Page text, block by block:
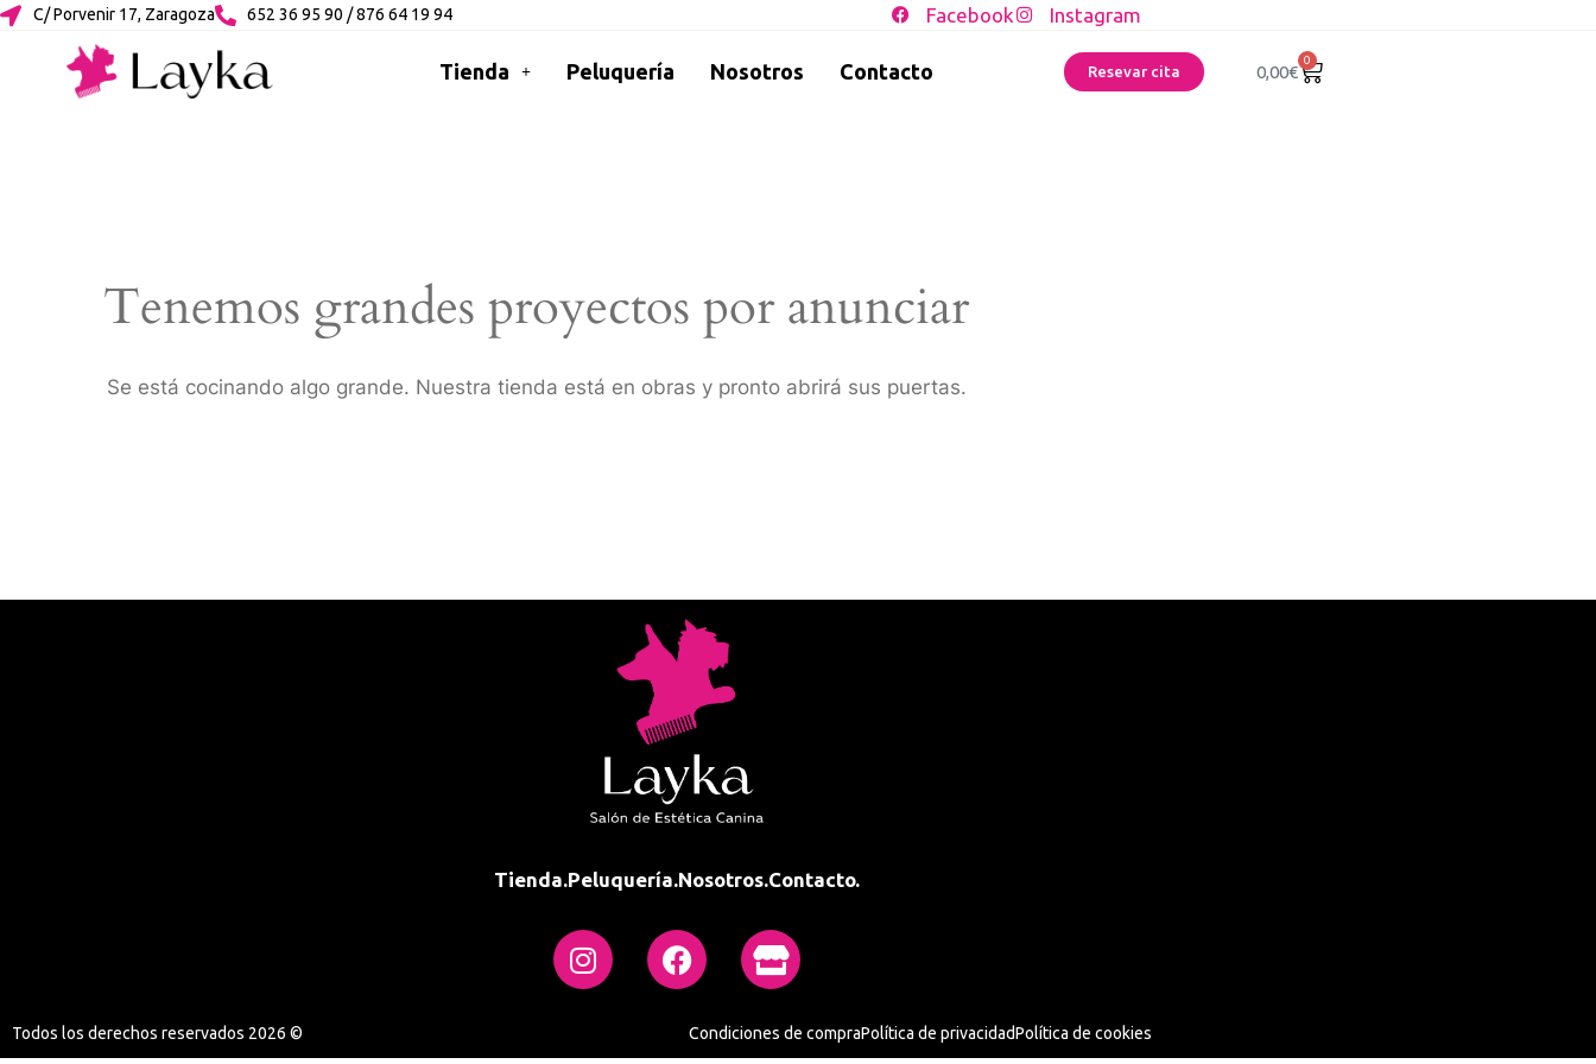
C/ Porvenir 17, Zaragoza 652 36 95 90 / 876 64 19 94 Facebook Instagram
Tienda Peluquería Nosotros Contacto Resevar cita 0,00€
0
Tenemos grandes proyectos por anunciar
Se está cocinando algo grande. Nuestra tienda está en obras y pronto abrirá sus puertas.
Tienda.Peluquería.Nosotros.Contacto.
Todos los derechos reservados 2026 © Condiciones de compraPolítica de privacidadPolítica de cookies